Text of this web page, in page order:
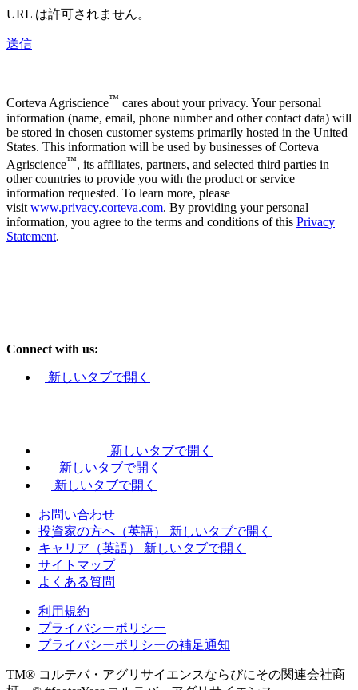
URL は許可されません。
送信
Corteva Agriscience™ cares about your privacy. Your personal
information (name, email, phone number and other contact data) will
be stored in chosen customer systems primarily hosted in the United
States. This information will be used by businesses of Corteva
Agriscience™, its affiliates, partners, and selected third parties in
other countries to provide you with the product or service
information requested. To learn more, please
visit www.privacy.corteva.com. By providing your personal
information, you agree to the terms and conditions of this Privacy
Statement.
Connect with us:
新しいタブで開く
新しいタブで開く
新しいタブで開く
新しいタブで開く
お問い合わせ
投資家の方へ（英語）
新しいタブで開く
キャリア（英語）
新しいタブで開く
サイトマップ
よくある質問
利用規約
プライバシーポリシー
プライバシーポリシーの補足通知
TM® コルテバ・アグリサイエンスならびにその関連会社商